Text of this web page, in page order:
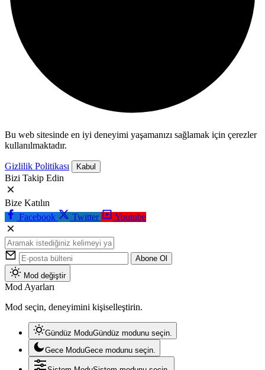
Bu web sitesinde en iyi deneyimi yaşamanızı sağlamak için çerezler
kullanılmaktadır.
Gizlilik Politikası Kabul
Bizi Takip Edin
Bize Katılın
Facebook
Twitter Youtube
Abone Ol
Mod değiştir
Mod Ayarları
Mod seçin, deneyimini kişiselleştirin.
Gündüz ModuGündüz modunu seçin.
Gece ModuGece modunu seçin.